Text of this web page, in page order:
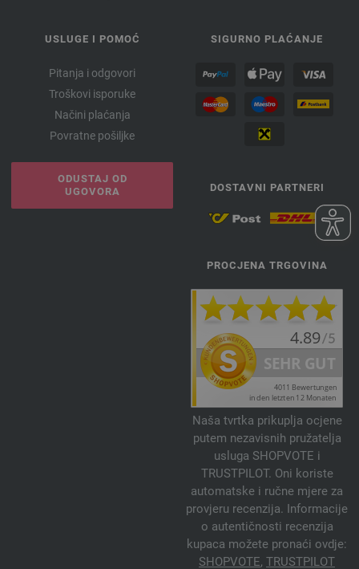
USLUGE I POMOĆ
Pitanja i odgovori
Troškovi isporuke
Načini plaćanja
Povratne pošiljke
ODUSTAJ OD
UGOVORA
SIGURNO PLAĆANJE
DOSTAVNI PARTNERI
PROCJENA TRGOVINA
Naša tvrtka prikuplja ocjene
putem nezavisnih pružatelja
usluga SHOPVOTE i
TRUSTPILOT. Oni koriste
automatske i ručne mjere za
provjeru recenzija. Informacije
o autentičnosti recenzija
kupaca možete pronaći ovdje:
SHOPVOTE, TRUSTPILOT